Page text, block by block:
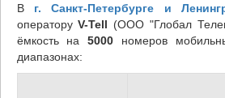
В г. Санкт-Петербурге и
операторуV-Tell (ООО "Глобал
ёмкость на5000 номеров
диапазонах: